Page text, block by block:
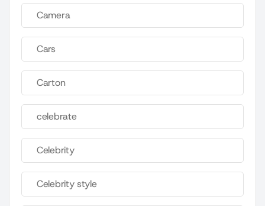
Camera
Cars
Carton
celebrate
Celebrity
Celebrity style